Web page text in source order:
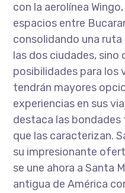
con la aerolínea
espacios entre
consolidando una
las dos ciudades, sino
posibilidades para los
tendrán mayores
experiencias en sus
destaca las
que las caracterizan.
su impresionante
se une ahora a Santa
antigua de América